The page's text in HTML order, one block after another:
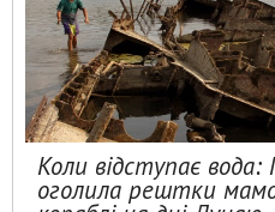
Коли відступає вода:
оголила рештки